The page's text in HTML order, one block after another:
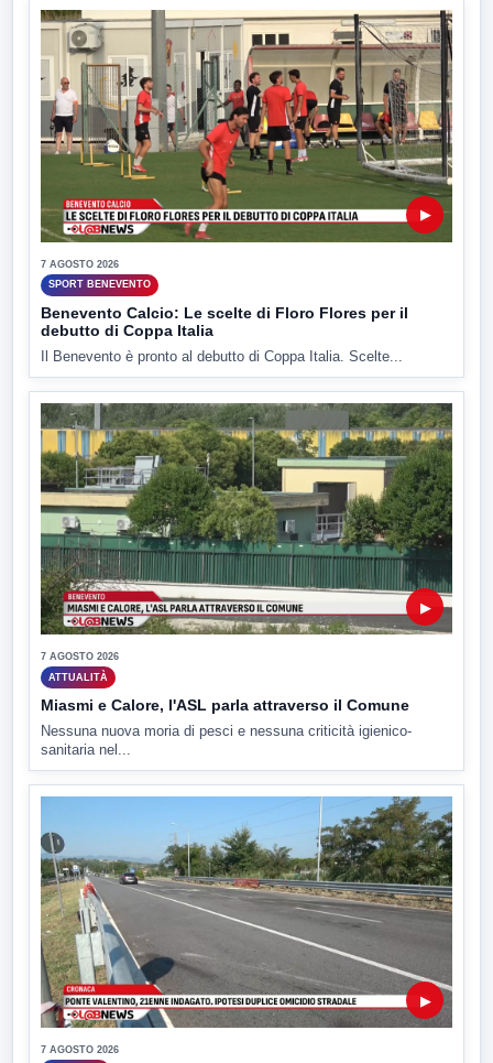
▶
7 AGOSTO 2026
SPORT BENEVENTO
Benevento Calcio: Le scelte di Floro Flores per il
debutto di Coppa Italia
Il Benevento è pronto al debutto di Coppa Italia. Scelte...
▶
7 AGOSTO 2026
ATTUALITÀ
Miasmi e Calore, l'ASL parla attraverso il Comune
Nessuna nuova moria di pesci e nessuna criticità igienico-
sanitaria nel...
▶
7 AGOSTO 2026